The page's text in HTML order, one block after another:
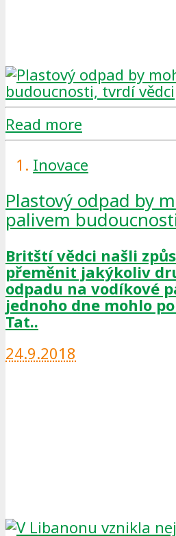
Read more
Inovace
Plastový odpad by
palivem
Britští vědci našli
přeměnit jakýkoliv
odpadu na vodíkové
jednoho dne mohlo
Tat..
24.9.2018